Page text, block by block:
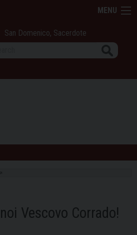
MENU
San Domenico, Sacerdote
Vescovo Corrado!